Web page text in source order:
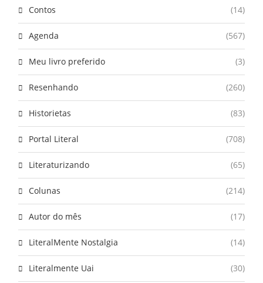
Contos (14)
Agenda (567)
Meu livro preferido (3)
Resenhando (260)
Historietas (83)
Portal Literal (708)
Literaturizando (65)
Colunas (214)
Autor do mês (17)
LiteralMente Nostalgia (14)
Literalmente Uai (30)